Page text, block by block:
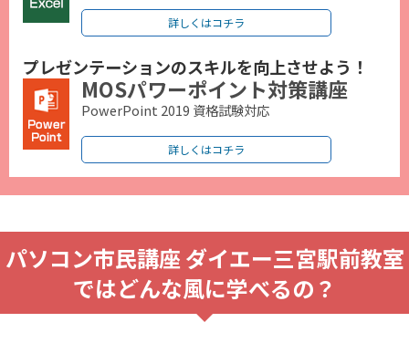
詳しくはコチラ
プレゼンテーションのスキルを向上させよう！
MOSパワーポイント対策講座
PowerPoint 2019 資格試験対応
詳しくはコチラ
パソコン市民講座 ダイエー三宮駅前教室
ではどんな風に学べるの？